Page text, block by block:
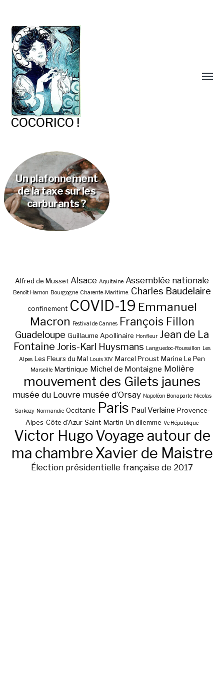
COCORICO !
Un plafonnement
de la taxe sur les
carburants ?
Alfred de Musset Alsace Aquitaine Assemblée nationale
Benoît Hamon Bourgogne Charente-Maritime. Charles Baudelaire
confinement COVID-19 Emmanuel
Macron Festival de Cannes François Fillon
Guadeloupe Guillaume Apollinaire Honfleur Jean de La
Fontaine Joris-Karl Huysmans Languedoc-Roussillon Les
Alpes Les Fleurs du Mal Louis XIV Marcel Proust Marine Le Pen
Marseille Martinique Michel de Montaigne Molière
mouvement des Gilets jaunes
musée du Louvre musée d’Orsay Napoléon Bonaparte Nicolas
Sarkozy Normandie Occitanie Paris Paul Verlaine Provence-
Alpes-Côte d'Azur Saint-Martin Un dilemme Ve République
Victor HugoVoyage autour de
ma chambre Xavier de Maistre
Élection présidentielle française de 2017